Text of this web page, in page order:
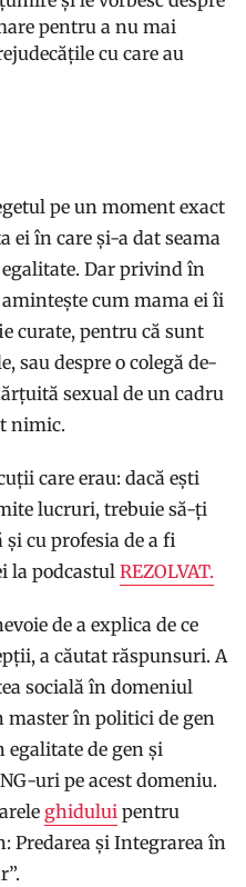
pentru a nu mai
cu care au
pe un moment exact
ei în care și-a dat seama
egalitate. Dar privind în
cum mama ei îi
curate, pentru că sunt
sau despre o colegă de-
sexual de un cadru
nimic.
care erau: dacă ești
lucruri, trebuie să-ți
și cu profesia de a fi
la podcastulREZOLVAT.
de a explica de ce
a căutat răspunsuri. A
socială în domeniul
master în politici de gen
de gen și
uri pe acest domeniu.
ghidului pentru
Predarea și Integrarea în